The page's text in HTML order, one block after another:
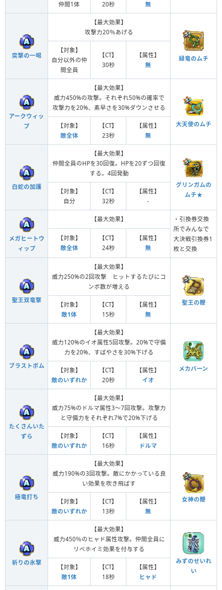
仲間1体 20秒 無
突撃の一喝
【最大効果】
攻撃力20％あげる
緑竜のムチ
【対象】
自分以外の仲
間全員
【CT】
30秒
【属性】
無
アークウィッ
プ
【最大効果】
威力450%の攻撃。それぞれ50%の確率で
攻撃力を20%、素早さを30%ダウンさせる
大天使のムチ
【対象】
敵全体
【CT】
23秒
【属性】
無
白蛇の加護
【最大効果】
仲間全員のHPを30回復。HPを20ずつ回復
する。4回発動
グリンガムの
ムチ★
【対象】
自分
【CT】
32秒
【属性】
-
メガヒートウ
ィップ
【最大効果】
・引換券交換
所でみんなで
大決戦引換券1
枚と交換
【対象】
敵全体
【CT】
24秒
【属性】
無
聖王双竜撃
【最大効果】
威力250%の2回攻撃 ヒットするたびにコ
ンボ数が増える
聖王の鞭
【対象】
敵1体
【CT】
15秒
【属性】
無
ブラストボム
【最大効果】
威力120%のイオ属性5回攻撃。20%で守備
力を20%、すばやさを30%下げる
メカバーン
【対象】
敵のいずれか
【CT】
20秒
【属性】
イオ
たくさんいた
ずら
【最大効果】
威力75%のドルマ属性3〜7回攻撃。攻撃力
と守備力をそれぞれ7%で20%下げる
【対象】
敵のいずれか
【CT】
16秒
【属性】
ドルマ
極竜打ち
【最大効果】
威力190%の3回攻撃。敵にかかっている良
い効果を吹き飛ばす
女神の鞭
【対象】
敵のいずれか
【CT】
13秒
【属性】
無
祈りの氷撃
【最大効果】
威力450％のヒャド属性攻撃。仲間全員に
リベホイミ効果を付与する
みずのせいれ
い
【対象】
敵1体
【CT】
18秒
【属性】
ヒャド